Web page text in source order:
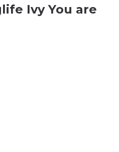
Ivy You are